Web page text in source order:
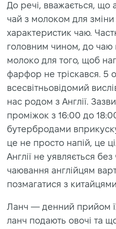
До речі, вважається, що
чай з молоком для
характеристик чаю.
головним чином, до чаю
молоко для того, щоб
фарфор не тріскався. 5
всесвітньовідомий
нас родом з Англії.
проміжок з 16:00 до
бутербродами
це не просто напій, це
Англії не уявляється
чаювання англійцям
позмагатися з
Ланч — денний прийом
ланч подають овочі та